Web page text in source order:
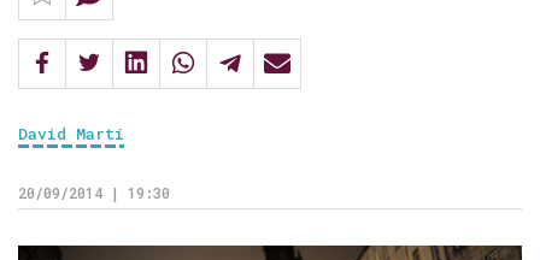
David Martí
20/09/2014 | 19:30